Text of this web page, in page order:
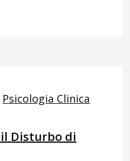
Psicologia Clinica
Disturbo di